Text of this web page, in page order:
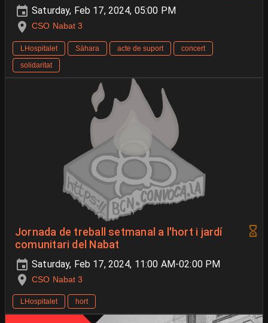
Saturday, Feb 17, 2024, 05:00 PM
CSO Nabat 3
LHospitalet Sàhara acte de suport
concert
solidaritat
Jornada de treball setmanal a l'hort i jardí
comunitari del Nabat
Saturday, Feb 17, 2024, 11:00 AM-02:00 PM
CSO Nabat 3
LHospitalet hort